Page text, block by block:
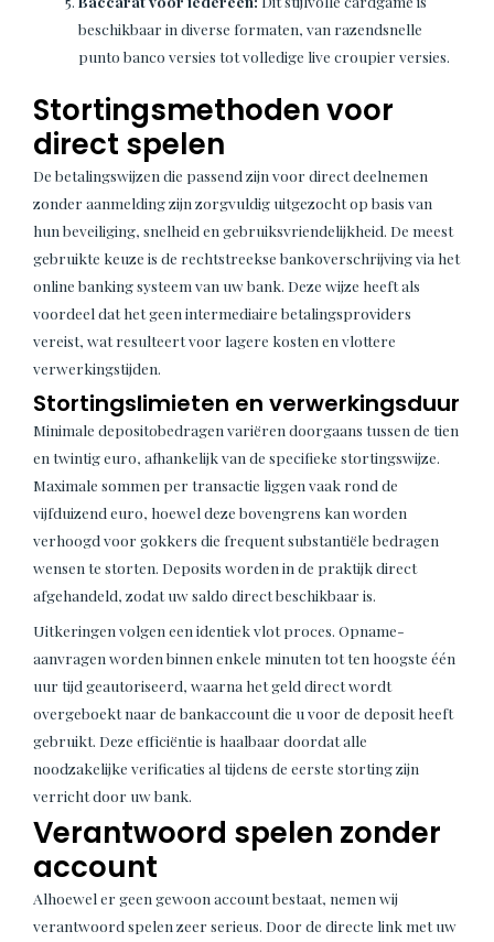
beschikbaar in diverse formaten, van razendsnelle
punto banco versies tot volledige live croupier versies.
Stortingsmethoden voor
direct spelen
De betalingswijzen die passend zijn voor direct deelnemen
zonder aanmelding zijn zorgvuldig uitgezocht op basis van
hun beveiliging, snelheid en gebruiksvriendelijkheid. De meest
gebruikte keuze is de rechtstreekse bankoverschrijving via het
online banking systeem van uw bank. Deze wijze heeft als
voordeel dat het geen intermediaire betalingsproviders
vereist, wat resulteert voor lagere kosten en vlottere
verwerkingstijden.
Stortingslimieten en verwerkingsduur
Minimale depositobedragen variëren doorgaans tussen de tien
en twintig euro, afhankelijk van de specifieke stortingswijze.
Maximale sommen per transactie liggen vaak rond de
vijfduizend euro, hoewel deze bovengrens kan worden
verhoogd voor gokkers die frequent substantiële bedragen
wensen te storten. Deposits worden in de praktijk direct
afgehandeld, zodat uw saldo direct beschikbaar is.
Uitkeringen volgen een identiek vlot proces. Opname-
aanvragen worden binnen enkele minuten tot ten hoogste één
uur tijd geautoriseerd, waarna het geld direct wordt
overgeboekt naar de bankaccount die u voor de deposit heeft
gebruikt. Deze efficiëntie is haalbaar doordat alle
noodzakelijke verificaties al tijdens de eerste storting zijn
verricht door uw bank.
Verantwoord spelen zonder
account
Alhoewel er geen gewoon account bestaat, nemen wij
verantwoord spelen zeer serieus. Door de directe link met uw